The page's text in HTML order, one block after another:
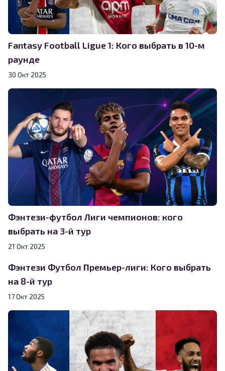
Fantasy Football Ligue 1: Кого выбрать в 10-м
раунде
30 Окт 2025
Фэнтези-футбол Лиги чемпионов: кого
выбрать на 3-й тур
21 Окт 2025
Фэнтези Футбол Премьер-лиги: Кого выбрать
на 8-й тур
17 Окт 2025